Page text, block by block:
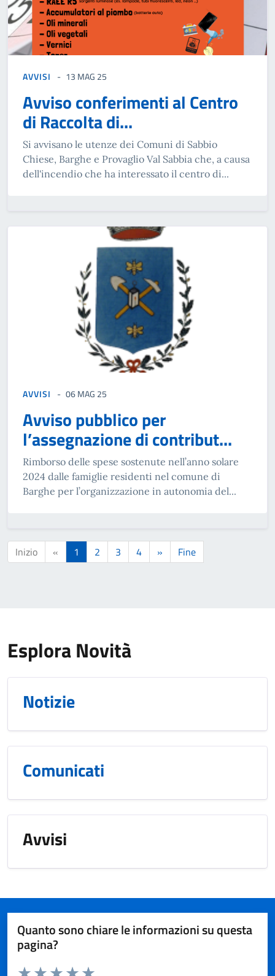
AVVISI 13 MAG 25
Avviso conferimenti al Centro
di Raccolta di...
Si avvisano le utenze dei Comuni di Sabbio
Chiese, Barghe e Provaglio Val Sabbia che, a causa
dell'incendio che ha interessato il centro di...
AVVISI 06 MAG 25
Avviso pubblico per
l’assegnazione di contribut...
Rimborso delle spese sostenute nell’anno solare
2024 dalle famiglie residenti nel comune di
Barghe per l’organizzazione in autonomia del...
Inizio « 1 2 3 4 » Fine
Esplora Novità
Notizie
Comunicati
Avvisi
Quanto sono chiare le informazioni su questa
pagina?
Valuta da 1 a 5 stelle la pagina